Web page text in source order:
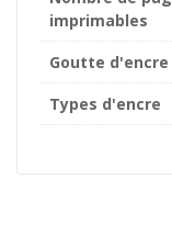
imprimables
Goutte d'encre
Types d'encre